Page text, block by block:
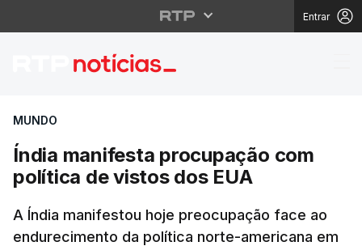
Entrar
Índia manifesta
MUNDO
Índia manifesta procupação com
política de vistos dos EUA
A Índia manifestou hoje preocupação face ao
endurecimento da política norte-americana em